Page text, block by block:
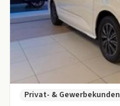
Privat- & Gewerbekunden